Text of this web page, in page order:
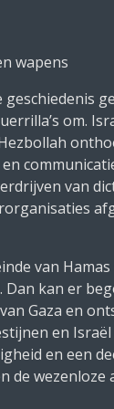
wapens
om.
van
van
kan er
Gaza en
en
en een
de wezenloze